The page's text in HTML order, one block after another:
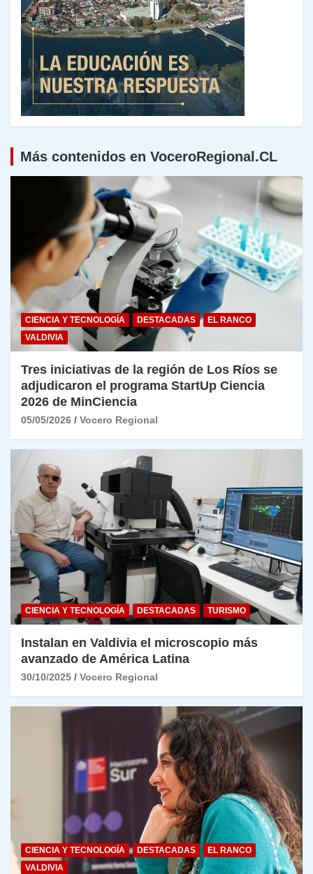
Más contenidos en VoceroRegional.CL
CIENCIA Y TECNOLOGÍA DESTACADAS
EL RANCO
VALDIVIA
Tres iniciativas de la región de Los Ríos se
adjudicaron el programa StartUp Ciencia
2026 de MinCiencia
05/05/2026 Vocero Regional
CIENCIA Y TECNOLOGÍA DESTACADAS TURISMO
Instalan en Valdivia el microscopio más
avanzado de América Latina
30/10/2025 Vocero Regional
CIENCIA Y TECNOLOGÍA DESTACADAS
EL RANCO
VALDIVIA